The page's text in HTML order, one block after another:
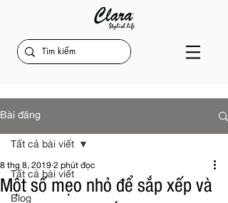
Bài đăng
Tất cả bài viết
Blog
Tất cả bài viết
Một số mẹo nhỏ để sắp xếp và
8 thg 8, 2019 2 phút đọc